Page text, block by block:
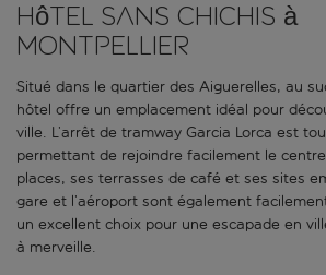
Hôtel sans chichis à
Montpellier
Situé dans le quartier des Aiguerelles, au
hôtel offre un emplacement idéal pour
ville. L’arrêt de tramway Garcia Lorca est
permettant de rejoindre facilement le
places, ses terrasses de café et ses sites
gare et l’aéroport sont également
un excellent choix pour une escapade en
à merveille.